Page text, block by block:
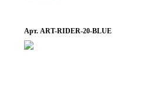
Арт. ART-RIDER-20-BLUE